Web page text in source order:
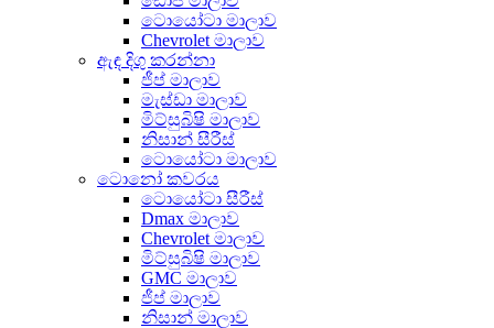
ටොයෝටා මාලාව
Chevrolet මාලාව
ඇඳ දිගු කරන්නා
ජීප් මාලාව
මැස්ඩා මාලාව
මිට්සුබිෂි මාලාව
නිසාන් සීරීස්
ටොයෝටා මාලාව
ටොනෝ කවරය
ටොයෝටා සීරීස්
Dmax මාලාව
Chevrolet මාලාව
මිට්සුබිෂි මාලාව
GMC මාලාව
ජීප් මාලාව
නිසාන් මාලාව